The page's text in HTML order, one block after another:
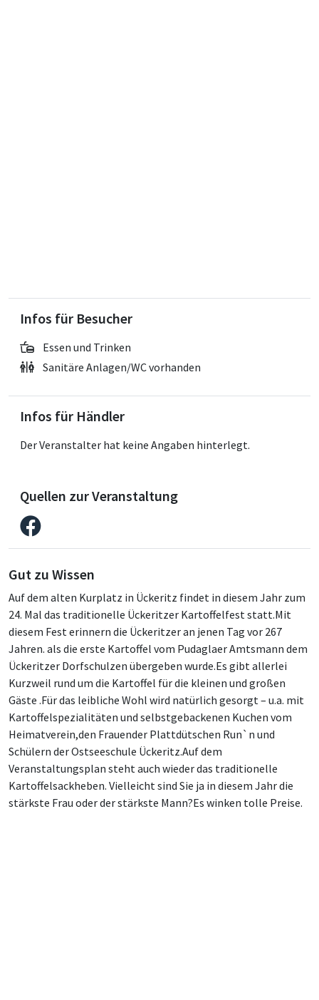
Infos für Besucher
Essen und Trinken
Sanitäre Anlagen/WC vorhanden
Infos für Händler
Der Veranstalter hat keine Angaben hinterlegt.
Quellen zur Veranstaltung
Gut zu Wissen
Auf dem alten Kurplatz in Ückeritz findet in diesem Jahr zum
24. Mal das traditionelle Ückeritzer Kartoffelfest statt.Mit
diesem Fest erinnern die Ückeritzer an jenen Tag vor 267
Jahren. als die erste Kartoffel vom Pudaglaer Amtsmann dem
Ückeritzer Dorfschulzen übergeben wurde.Es gibt allerlei
Kurzweil rund um die Kartoffel für die kleinen und großen
Gäste .Für das leibliche Wohl wird natürlich gesorgt – u.a. mit
Kartoffelspezialitäten und selbstgebackenen Kuchen vom
Heimatverein,den Frauender Plattdütschen Run`n und
Schülern der Ostseeschule Ückeritz.Auf dem
Veranstaltungsplan steht auch wieder das traditionelle
Kartoffelsackheben. Vielleicht sind Sie ja in diesem Jahr die
stärkste Frau oder der stärkste Mann?Es winken tolle Preise.